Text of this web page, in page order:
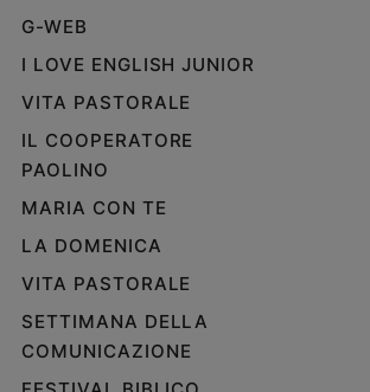
G-WEB
I LOVE ENGLISH JUNIOR
VITA PASTORALE
IL COOPERATORE
PAOLINO
MARIA CON TE
LA DOMENICA
VITA PASTORALE
SETTIMANA DELLA
COMUNICAZIONE